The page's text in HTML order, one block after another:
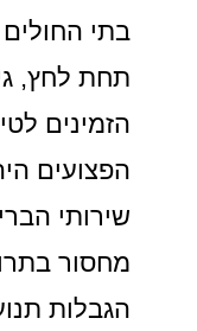
בתי
תחת לחץ,
הזמינים
הפצועים
שירותי
מחסור
הגבלות